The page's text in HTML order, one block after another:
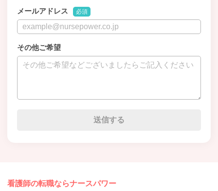
メールアドレス 必須
その他ご希望
看護師の転職ならナースパワー